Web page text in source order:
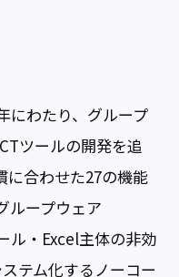
にわたり、グループ
ツールの開発を追
に合わせた27の機能
ループウェア
ル・Excel主体の非効
テム化するノーコー